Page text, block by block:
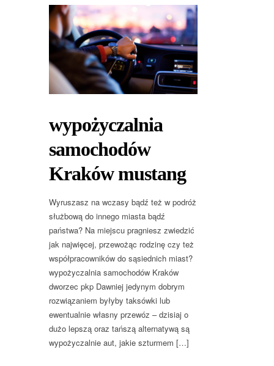
wypożyczalnia
samochodów
Kraków mustang
Wyruszasz na wczasy bądź też w podróż
służbową do innego miasta bądź
państwa? Na miejscu pragniesz zwiedzić
jak najwięcej, przewożąc rodzinę czy też
współpracowników do sąsiednich miast?
wypożyczalnia samochodów Kraków
dworzec pkp Dawniej jedynym dobrym
rozwiązaniem byłyby taksówki lub
ewentualnie własny przewóz – dzisiaj o
dużo lepszą oraz tańszą alternatywą są
wypożyczalnie aut, jakie szturmem […]